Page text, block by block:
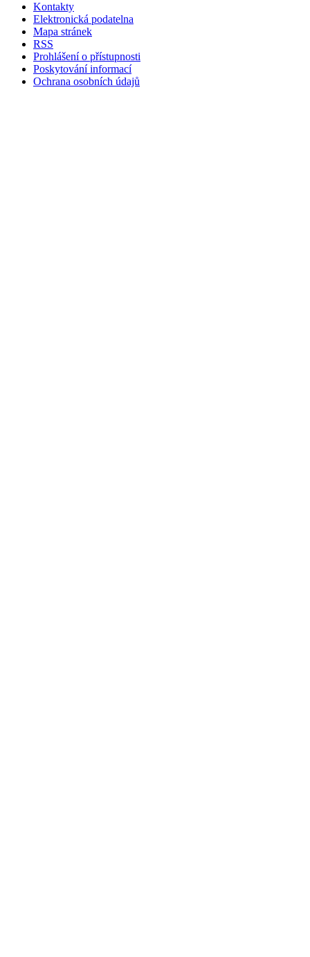
Kontakty
Elektronická podatelna
Mapa stránek
RSS
Prohlášení o přístupnosti
Poskytování informací
Ochrana osobních údajů